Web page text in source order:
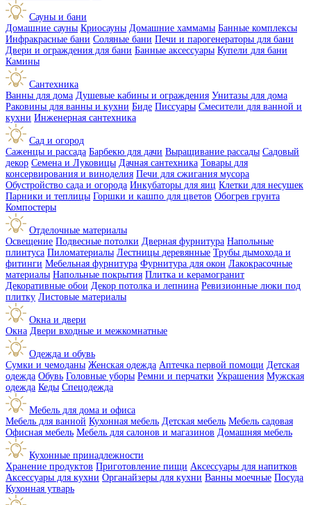
Сауны и бани
Домашние сауны Криосауны Домашние хаммамы Банные комплексы
Инфракрасные бани Соляные бани Печи и парогенераторы для бани
Двери и ограждения для бани Банные аксессуары Купели для бани
Камины
Сантехника
Ванны для дома Душевые кабины и ограждения Унитазы для дома
Раковины для ванны и кухни Биде Писсуары Смесители для ванной и
кухни Инженерная сантехника
Сад и огород
Саженцы и рассада Барбекю для дачи Выращивание рассады Садовый
декор Семена и Луковицы Дачная сантехника Товары для
консервирования и виноделия Печи для сжигания мусора
Обустройство сада и огорода Инкубаторы для яиц Клетки для несушек
Парники и теплицы Горшки и кашпо для цветов Обогрев грунта
Компостеры
Отделочные материалы
Освещение Подвесные потолки Дверная фурнитура Напольные
плинтуса Пиломатериалы Лестницы деревянные Трубы дымохода и
фитинги Мебельная фурнитура Фурнитура для окон Лакокрасочные
материалы Напольные покрытия Плитка и керамогранит
Декоративные обои Декор потолка и лепнина Ревизионные люки под
плитку Листовые материалы
Окна и двери
Окна Двери входные и межкомнатные
Одежда и обувь
Сумки и чемоданы Женская одежда Аптечка первой помощи Детская
одежда Обувь Головные уборы Ремни и перчатки Украшения Мужская
одежда Кеды Спецодежда
Мебель для дома и офиса
Мебель для ванной Кухонная мебель Детская мебель Мебель садовая
Офисная мебель Мебель для салонов и магазинов Домашняя мебель
Кухонные принадлежности
Хранение продуктов Приготовление пищи Аксессуары для напитков
Аксессуары для кухни Органайзеры для кухни Ванны моечные Посуда
Кухонная утварь